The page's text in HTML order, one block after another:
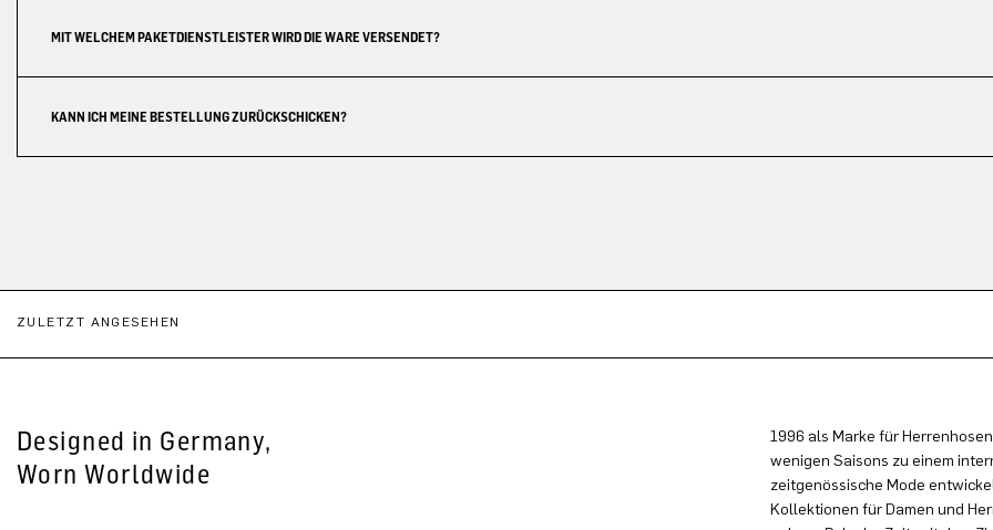
MIT WELCHEM PAKETDIENSTLEISTER WIRD DIE WARE VERSENDET?
KANN ICH MEINE BESTELLUNG ZURÜCKSCHICKEN?
ZULETZT ANGESEHEN
Designed in Germany,
Worn Worldwide
1996 als Marke für
wenigen Saisons zu einem
zeitgenössische Mode
Kollektionen für Damen und